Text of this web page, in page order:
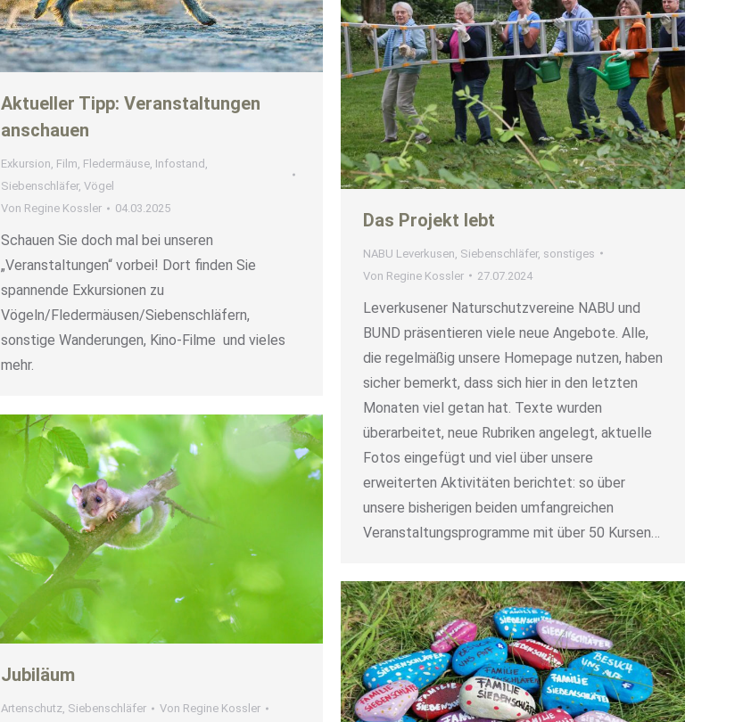
Aktueller Tipp: Veranstaltungen
anschauen
Exkursion, Film, Fledermäuse, Infostand ,
Siebenschläfer, Vögel
Von Regine Kossler 04.03.2025
Schauen Sie doch mal bei unseren
„Veranstaltungen“ vorbei! Dort finden Sie
spannende Exkursionen zu
Vögeln/Fledermäusen/Siebenschläfern,
sonstige Wanderungen, Kino-Filme und vieles
mehr.
Das Projekt lebt
NABU Leverkusen Siebenschläfer, sonstiges
Von Regine Kossler 27.07.2024
Leverkusener Naturschutzvereine NABU und
BUND präsentieren viele neue Angebote. Alle,
die regelmäßig unsere Homepage nutzen, haben
sicher bemerkt, dass sich hier in den letzten
Monaten viel getan hat. Texte wurden
überarbeitet, neue Rubriken angelegt, aktuelle
Fotos eingefügt und viel über unsere
erweiterten Aktivitäten berichtet: so über
unsere bisherigen beiden umfangreichen
Veranstaltungsprogramme mit über 50 Kursen…
Jubiläum
Artenschutz, Siebenschläfer Von Regine Kossler